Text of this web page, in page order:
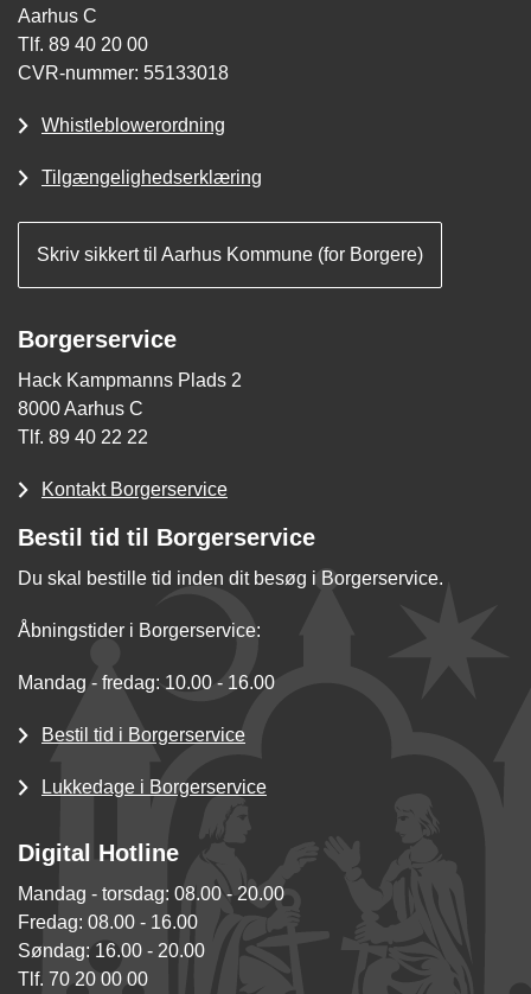
Aarhus C
Tlf. 89 40 20 00
CVR-nummer: 55133018
Whistleblowerordning
Tilgængelighedserklæring
Skriv sikkert til Aarhus Kommune (for Borgere)
Borgerservice
Hack Kampmanns Plads 2
8000 Aarhus C
Tlf. 89 40 22 22
Kontakt Borgerservice
Bestil tid til Borgerservice
Du skal bestille tid inden dit besøg i Borgerservice.
Åbningstider i Borgerservice:
Mandag - fredag: 10.00 - 16.00
Bestil tid i Borgerservice
Lukkedage i Borgerservice
Digital Hotline
Mandag - torsdag: 08.00 - 20.00
Fredag: 08.00 - 16.00
Søndag: 16.00 - 20.00
Tlf. 70 20 00 00